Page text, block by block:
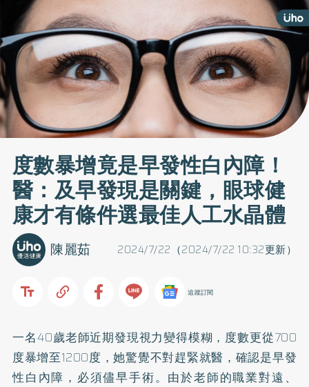
度數暴增竟是早發性白內障！
醫：及早發現是關鍵，眼球健
康才有條件選最佳人工水晶體
2024/7/22（2024/7/22 10:32更新）
陳麗茹
追蹤訂閱
一名40歲老師近期發現視力變得模糊，度數更從700
度暴增至1200度，她驚覺不對趕緊就醫，確認是早發
性白內障，必須儘早手術。由於老師的職業對遠、